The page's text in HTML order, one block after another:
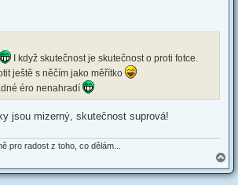
I když skutečnost je skutečnost o proti fotce.
ještě s něčím jako měřítko
éro nenahradí
jsou mizerný, skutečnost suprová!
pro radost z toho, co dělám...
o
p